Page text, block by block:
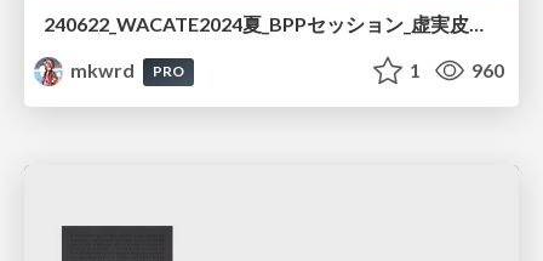
240622_WACATE2024夏_BPPセッション_虚実皮膜のWACATEハイ
mkwrd
PRO 1 960